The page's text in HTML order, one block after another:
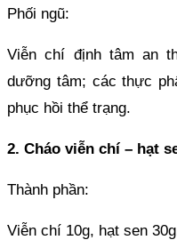
Phối ngũ:
Viễn chí định tâm an
dưỡng tâm; các thực
phục hồi thể trạng.
2. Cháo viễn chí – hạt
Thành phần:
Viễn chí 10g, hạt sen